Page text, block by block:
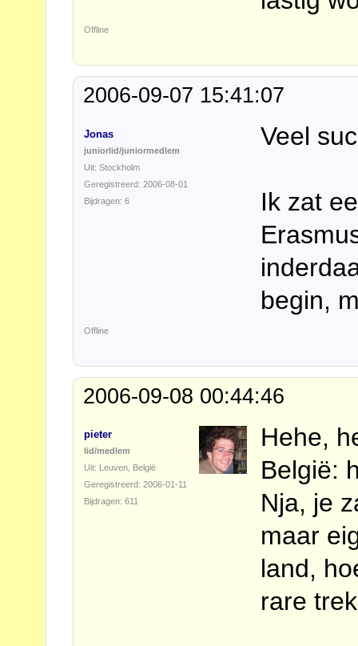
Offline
2006-09-07 15:41:07
Jonas
juniorlid/juniormedlem
Uit: Stockholm
Geregistreerd: 2006-08-01
Bijdragen: 6
Veel
Ik zat
begin,
Offline
2006-09-08 00:44:46
pieter
lid/medlem
Uit: Leuven, België
Geregistreerd: 2006-01-11
Bijdragen: 611
Hehe,
België:
Nja, je
maar
land,
rare